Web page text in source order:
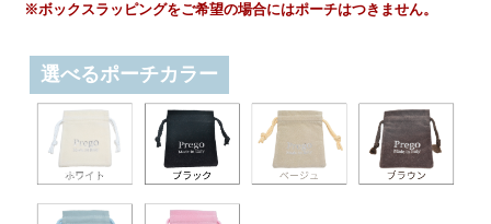
※ボックスラッピングをご希望の場合にはポーチはつきません。
選べるポーチカラー